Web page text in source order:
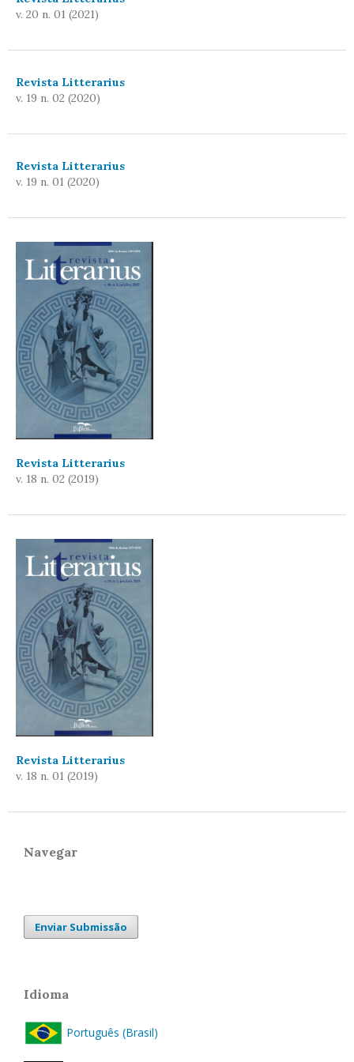
v. 20 n. 01 (2021)
Revista Litterarius
v. 19 n. 02 (2020)
Revista Litterarius
v. 19 n. 01 (2020)
Revista Litterarius
v. 18 n. 02 (2019)
Revista Litterarius
v. 18 n. 01 (2019)
Navegar
Enviar Submissão
Idioma
Português (Brasil)